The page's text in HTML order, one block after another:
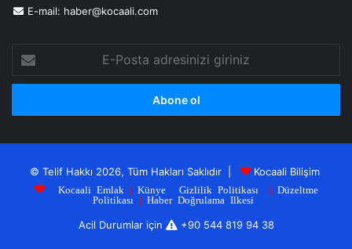
E-mail: haber@kocaali.com
Posta
adresinizi
© Telif Hakkı 2026, Tüm Hakları Saklıdır | Kocaali Bilişim
| Kocaali Emlak | Künye| Gizlilik Politikası | Düzeltme
Politikası | Haber Doğrulama Ilkesi
Acil Durumlar için +90 544 819 94 38